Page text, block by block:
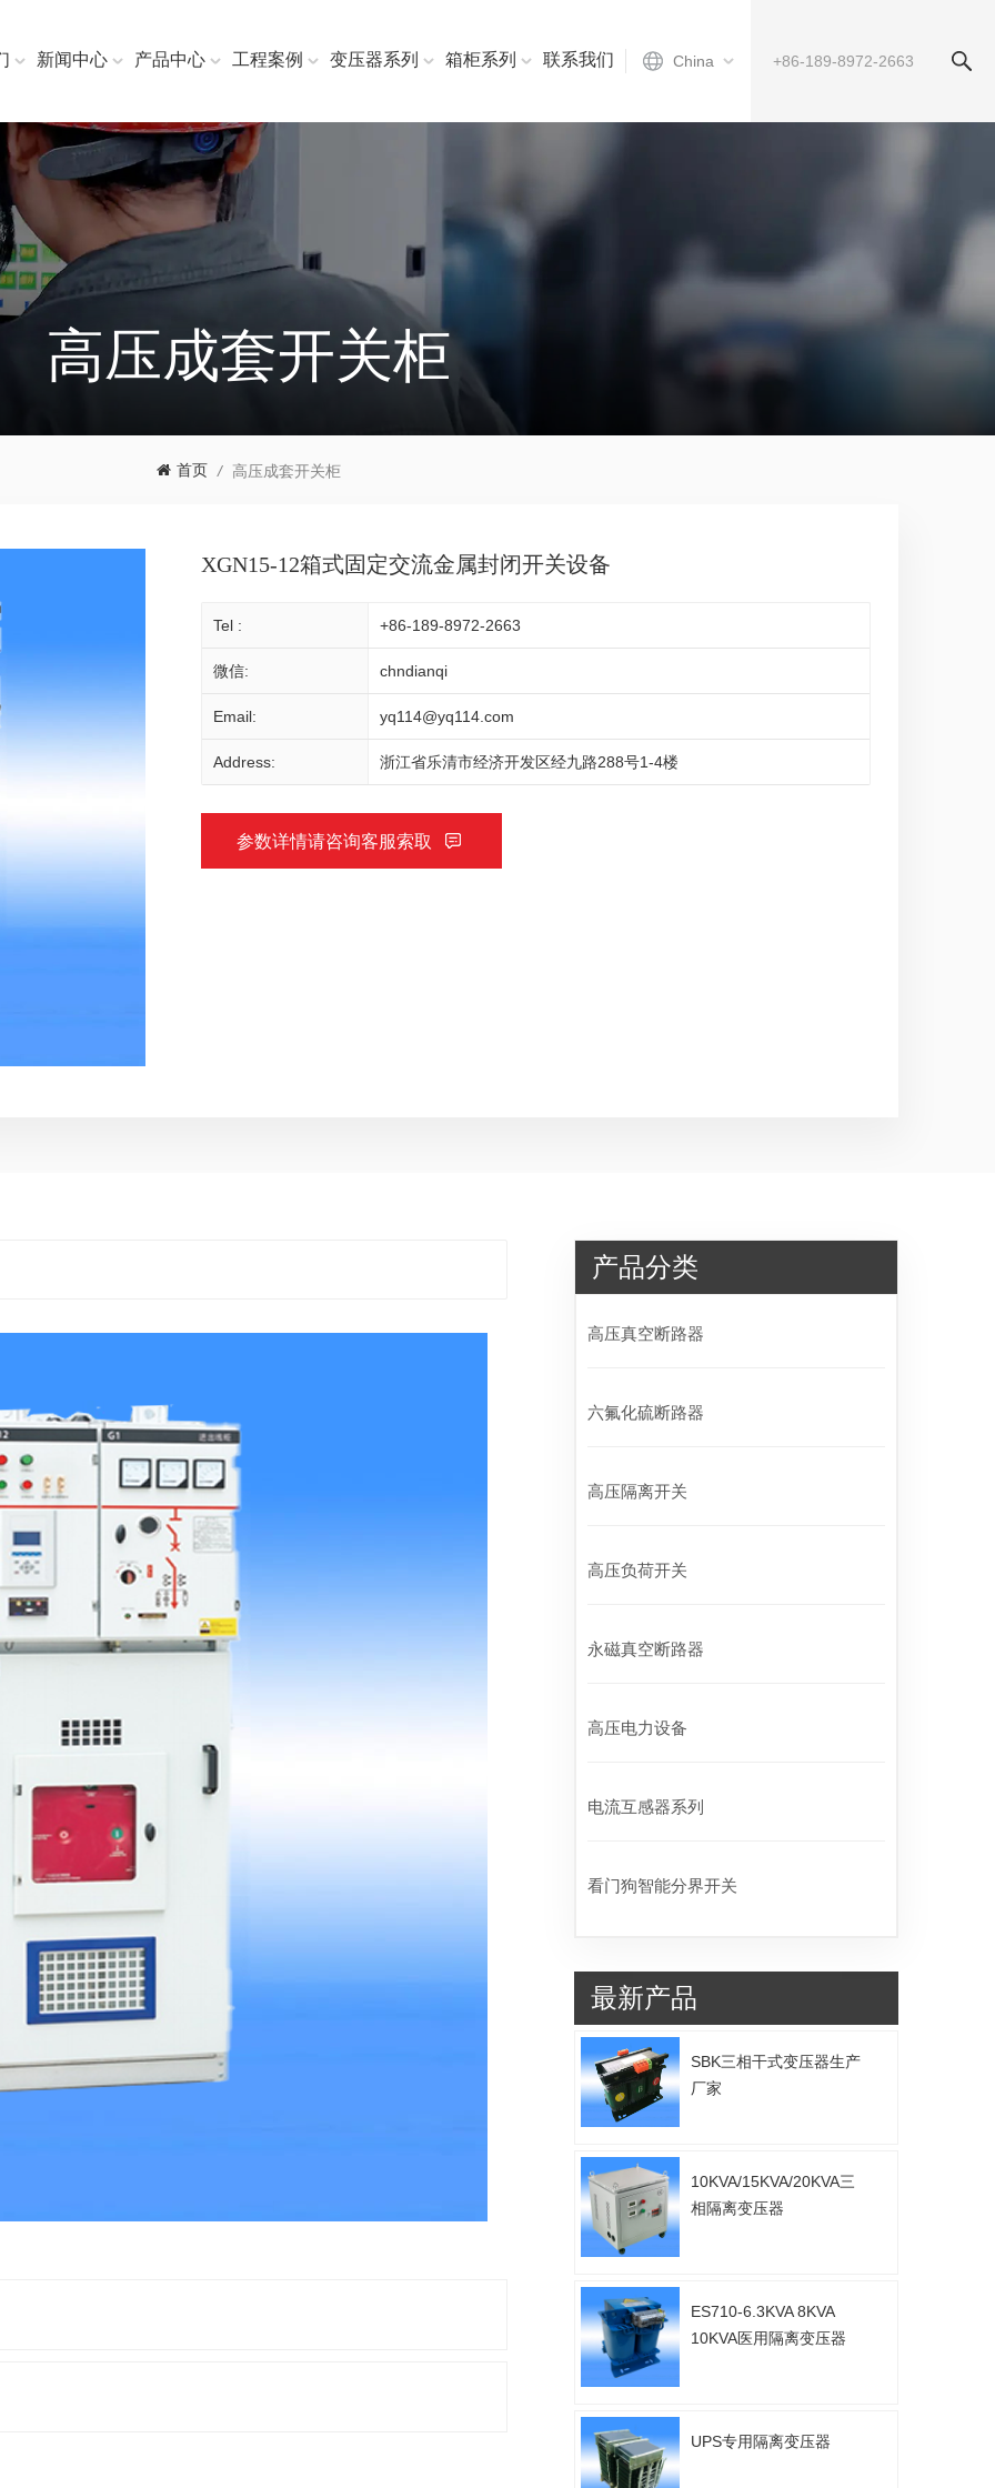
China
新闻中心 产品中心 工程案例 变压器系列 箱柜系列 联系我们
高压成套开关柜
首页 / 高压成套开关柜
XGN15-12箱式固定交流金属封闭开关设备
Tel : +86-189-8972-2663
微信: chndianqi
Email: yq114@yq114.com
Address: 浙江省乐清市经济开发区经九路288号1-4楼
参数详情请咨询客服索取
产品分类
高压真空断路器
六氟化硫断路器
高压隔离开关
高压负荷开关
永磁真空断路器
高压电力设备
电流互感器系列
看门狗智能分界开关
最新产品
SBK三相干式变压器生产
厂家
10KVA/15KVA/20KVA三
相隔离变压器
ES710-6.3KVA 8KVA
10KVA医用隔离变压器
UPS专用隔离变压器